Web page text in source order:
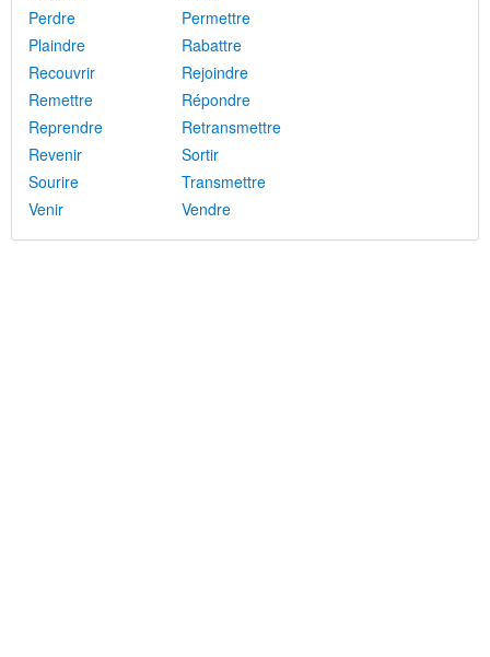
Perdre
Permettre
Plaindre
Rabattre
Recouvrir
Rejoindre
Remettre
Répondre
Reprendre
Retransmettre
Revenir
Sortir
Sourire
Transmettre
Venir
Vendre